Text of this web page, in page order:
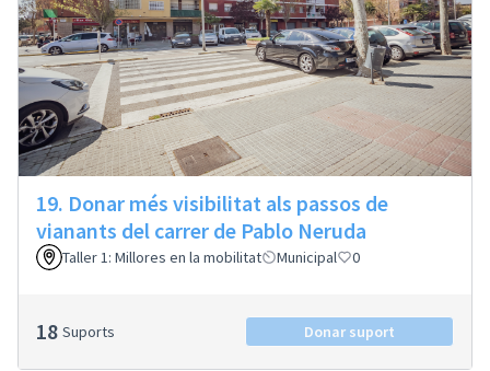
19. Donar més visibilitat als passos de
vianants del carrer de Pablo Neruda
Taller 1: Millores en la mobilitat Municipal 0
18 Suports Donar suport